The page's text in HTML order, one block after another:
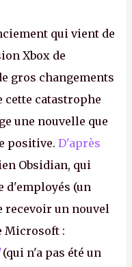
qui vient de
Xbox de
gros changements
cette catastrophe
une nouvelle que
positive. D'après
Obsidian, qui
d'employés (un
recevoir un nouvel
Microsoft :
(qui n'a pas été un